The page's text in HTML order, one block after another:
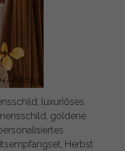
luxuriöses
goldene
Herbst